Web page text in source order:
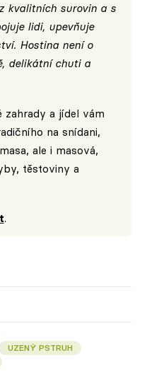
kvalitních surovin a s
lidi, upevňuje
Hostina není o
delikátní chuti a
zahrady a jídel vám
na snídani,
ale i masová,
těstoviny a
.
UZENÝ PSTRUH